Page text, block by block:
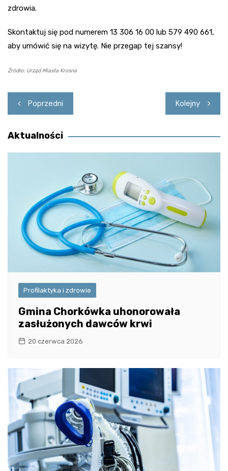
zdrowia.
Skontaktuj się pod numerem 13 306 16 00 lub 579 490 661,
aby umówić się na wizytę. Nie przegap tej szansy!
Źródło: Urząd Miasta Krosna
Nawigacja
wpisu
Poprzedni Kolejny
Aktualności
Profilaktyka i zdrowie
Gmina Chorkówka uhonorowała
zasłużonych dawców krwi
20 czerwca 2026